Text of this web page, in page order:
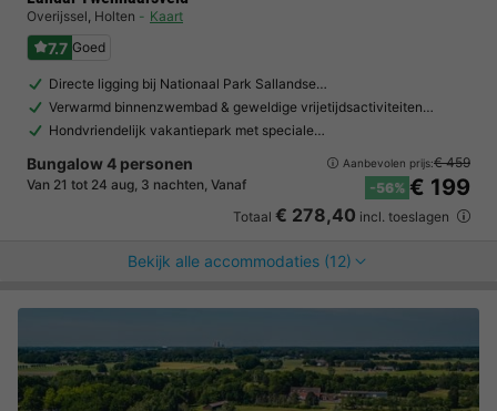
Overijssel, Holten Kaart
7.7 Goed
Directe ligging bij Nationaal Park Sallandse…
Verwarmd binnenzwembad & geweldige vrijetijdsactiviteiten…
Hondvriendelijk vakantiepark met speciale…
Bungalow 4 personen
Van 21 tot 24 aug, 3 nachten, Vanaf
Aanbevolen prijs:€ 459
-56% € 199
Totaal € 278,40 incl. toeslagen
Bekijk alle accommodaties (12)